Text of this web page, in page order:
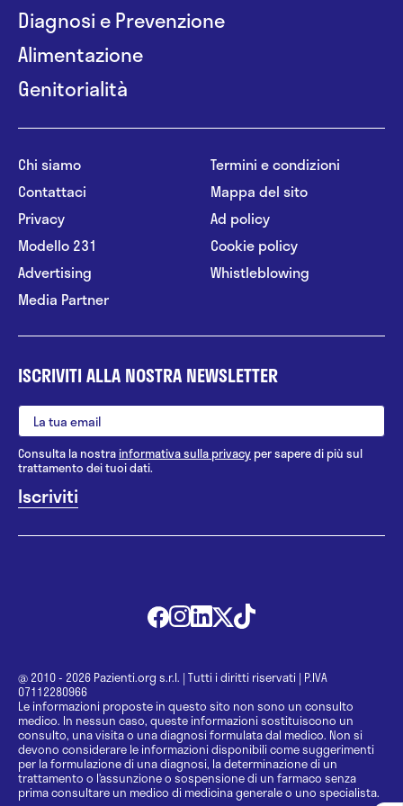
Diagnosi e Prevenzione
Alimentazione
Genitorialità
Chi siamo
Contattaci
Privacy
Modello 231
Advertising
Media Partner
Termini e condizioni
Mappa del sito
Ad policy
Cookie policy
Whistleblowing
ISCRIVITI ALLA NOSTRA NEWSLETTER
Consulta la nostrainformativa sulla privacy per sapere di più sul
trattamento dei tuoi dati.
@ 2010 - 2026 Pazienti.org s.r.l. | Tutti i diritti riservati | P.IVA
07112280966
Le informazioni proposte in questo sito non sono un consulto
medico. In nessun caso, queste informazioni sostituiscono un
consulto, una visita o una diagnosi formulata dal medico. Non si
devono considerare le informazioni disponibili come suggerimenti
per la formulazione di una diagnosi, la determinazione di un
trattamento o l’assunzione o sospensione di un farmaco senza
prima consultare un medico di medicina generale o uno specialista.